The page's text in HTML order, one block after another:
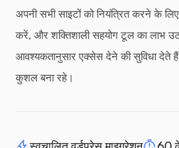
अपनी सभी साइटों को नियंत्रित करने के
करें, और शक्तिशाली सहयोग टूल का लाभ
आवश्यकतानुसार एक्सेस देने की सुविधा देते हैं
कुशल बना रहे।